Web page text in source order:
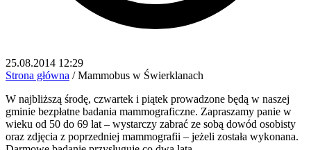
25.08.2014 12:29
Strona główna / Mammobus w Świerklanach
W najbliższą środę, czwartek i piątek prowadzone będą w naszej
gminie bezpłatne badania mammograficzne. Zapraszamy panie w
wieku od 50 do 69 lat – wystarczy zabrać ze sobą dowód osobisty
oraz zdjęcia z poprzedniej mammografii – jeżeli została wykonana.